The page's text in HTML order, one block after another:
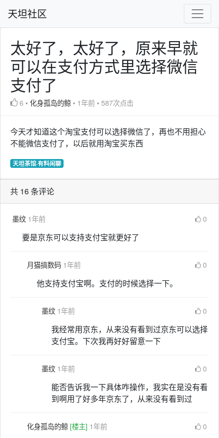
天坦社区
太好了，太好了，原来早就
可以在支付方式里选择微信
支付了
6 •化身孤岛的鲸 • 1年前 •587次点击
今天才知道这个淘宝支付可以选择微信了，再也不用担心
不能微信支付了，以后就用淘宝买东西
天坦茶馆·有料闲聊
共 16 条评论
墨纹 1年前 0
要是京东可以支持支付宝就更好了
月猫搞数码 1年前 0
他支持支付宝啊。支付的时候选择一下。
墨纹 1年前 0
我经常用京东，从来没有看到过京东可以选择
支付宝。下次我再好好留意一下
墨纹 1年前 0
能否告诉我一下具体咋操作，我实在是没有看
到啊用了好多年京东了，从来没有看到过
化身孤岛的鲸 [楼主] 1年前 0